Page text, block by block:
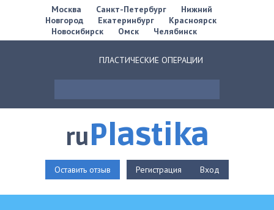
Москва Санкт-Петербург
Нижний
Новгород
Екатеринбург
Красноярск
Новосибирск
Омск Челябинск
ПЛАСТИЧЕСКИЕ ОПЕРАЦИИ
ruPlastika
Оставить отзыв Регистрация Вход